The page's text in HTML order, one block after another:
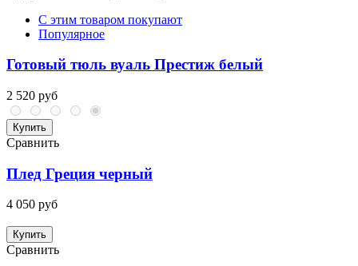
С этим товаром покупают
Популярное
Готовый тюль вуаль Престиж белый
2 520 руб
Купить
Сравнить
Плед Греция черный
4 050 руб
Купить
Сравнить